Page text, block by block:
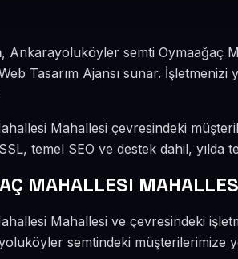
, Ankarayoluköyler semti Oymaağaç
Tasarım Ajansı sunar.
Mahallesi çevresindeki
temel SEO ve destek dahil, yılda
MAHALLESI
Mahallesi ve çevresindeki
semtindeki müşterilerimize